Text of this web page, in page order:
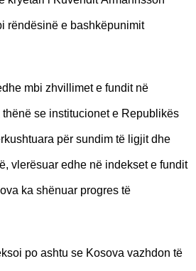
rëndësinë e bashkëpunimit
mbi zhvillimet e fundit në
se institucionet e Republikës
për sundim të ligjit dhe
vlerësuar edhe në indekset e fundit
ka shënuar progres të
po ashtu se Kosova vazhdon të